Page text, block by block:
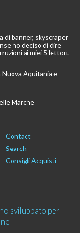
di banner, skyscraper
ho deciso di dire
ai miei 5 lettori.
Aquitania e
Marche
Contact
Search
Consigli Acquisti
sviluppato per